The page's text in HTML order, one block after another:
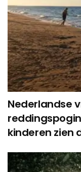
Nederlandse
kinderen zien